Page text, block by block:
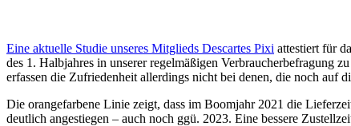
Eine aktuelle Studie unseres Mitglieds Descartes Pixi attestiert für
des 1. Halbjahres in unserer regelmäßigen Verbraucherbefragung
erfassen die Zufriedenheit allerdings nicht bei denen, die noch auf
Die orangefarbene Linie zeigt, dass im Boomjahr 2021 die
deutlich angestiegen – auch noch ggü. 2023. Eine bessere